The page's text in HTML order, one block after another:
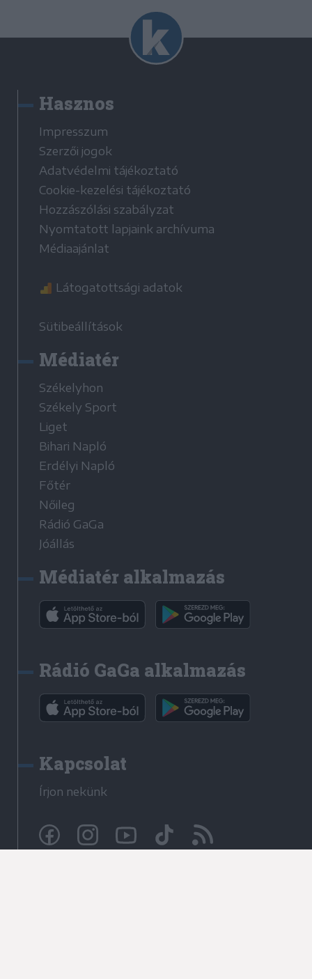
Hasznos
Impresszum
Szerzői jogok
Adatvédelmi tájékoztató
Cookie-kezelési tájékoztató
Hozzászólási szabályzat
Nyomtatott lapjaink archívuma
Médiaajánlat
Látogatottsági adatok
Sütibeállítások
Médiatér
Székelyhon
Székely Sport
Liget
Bihari Napló
Erdélyi Napló
Főtér
Nőileg
Rádió GaGa
Jóállás
Médiatér alkalmazás
Rádió GaGa alkalmazás
Kapcsolat
Írjon nekünk